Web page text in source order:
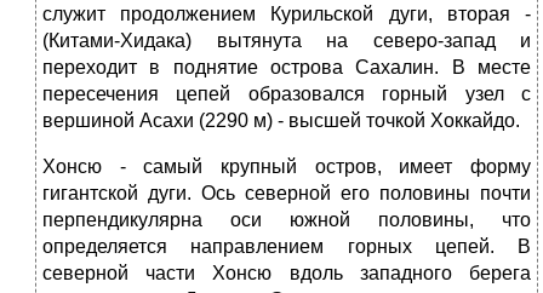
служит продолжением Курильской дуги, вторая -
(Китами-Хидака) вытянута на северо-запад и
переходит в поднятие ост­рова Сахалин. В месте
пересечения цепей образовался горный узел с
вершиной Асахи (2290 м) - высшей точкой Хоккайдо.
Хонсю - самый крупный остров, имеет форму
гигантской дуги. Ось северной его половины почти
перпендикулярна оси южной поло­вины, что
определяется направлением горных цепей. В
северной час­ти Хонсю вдоль западного берега